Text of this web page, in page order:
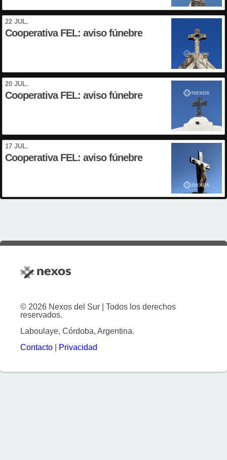
22 JUL.
Cooperativa FEL: aviso fúnebre
20 JUL.
Cooperativa FEL: aviso fúnebre
17 JUL.
Cooperativa FEL: aviso fúnebre
© 2026 Nexos del Sur | Todos los derechos
reservados.
Laboulaye, Córdoba, Argentina.
Contacto
Privacidad